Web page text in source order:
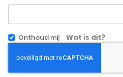
Onthoud mij Wat is dit?